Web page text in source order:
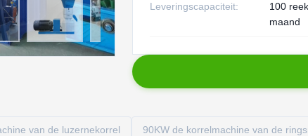
Leveringscapaciteit:
100
maand
van de luzernekorrel 90KW de korrelmachine van de